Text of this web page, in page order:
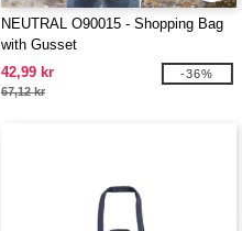
NEUTRAL O90015 - Shopping Bag
with Gusset
42,99 kr
67,12 kr
-36%